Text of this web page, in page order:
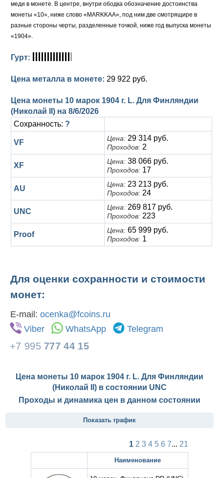
Медь
Для Речи Посполитой
меди в монете. В центре, внутри ободка обозначение достоинства
монеты «10», ниже слово «MARKKAA», под ним две смотрящире в
разные стороны черты, разделенные точкой, ниже год выпуска монеты
«1904».
Гурт:
Цена металла в монете: 29 922 руб.
Цена монеты 10 марок 1904 г. L. Для Финляндии
(Николай II) на 8/6/2026
Сохранность: ?
VF Цена: 29 314 руб.
Проходов: 2
XF Цена: 38 066 руб.
Проходов: 17
AU Цена: 23 213 руб.
Проходов: 24
UNC Цена: 269 817 руб.
Проходов: 223
Proof Цена: 65 999 руб.
Проходов: 1
Для оценки сохранности и стоимости
монет:
E-mail: ocenka@fcoins.ru
Viber
WhatsApp Telegram
+7 995 777 44 15
Цена монеты 10 марок 1904 г. L. Для Финляндии
(Николай II) в состоянии UNC
Проходы и динамика цен в данном состоянии
Показать график
1 2 3 4 5 6 7... 21
Наименование